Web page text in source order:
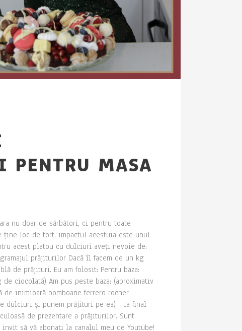
PENTRU MASA
nu doar de sărbători, ci pentru toate
ține loc de tort, impactul acestuia este unul
acest platou cu dulciuri aveți nevoie de:
prăjiturilor Dacă îl facem de un kg
de prăjituri. Eu am folosit: Pentru baza:
ciocolată) Am pus peste baza: (aproximativ
de inimioară bomboane ferrero rocher
dulciuri și punem prăjituri pe ea) La final
de prezentare a prăjiturilor. Sunt
să vă abonați la canalul meu de Youtube!